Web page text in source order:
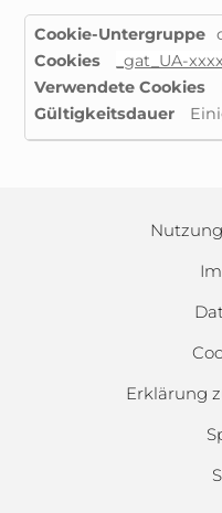
Cookies
für
Marketingzwecke
_gat_UA-
Erklärung